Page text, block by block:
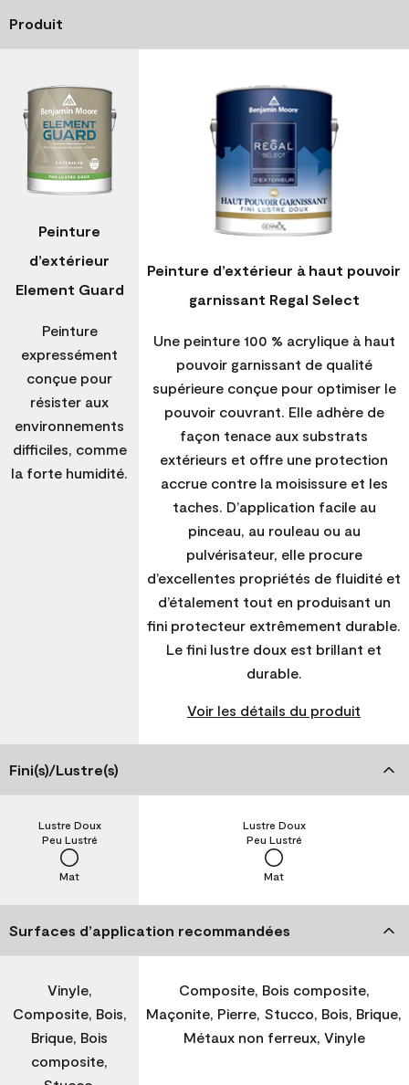
Produit
Peinture
d’extérieur
Element Guard
Peinture
expressément
conçue pour
résister aux
environnements
difficiles, comme
la forte humidité.
Peinture d’extérieur à haut pouvoir
garnissant Regal Select
Une peinture 100 % acrylique à haut
pouvoir garnissant de qualité
supérieure conçue pour optimiser le
pouvoir couvrant. Elle adhère de
façon tenace aux substrats
extérieurs et offre une protection
accrue contre la moisissure et les
taches. D’application facile au
pinceau, au rouleau ou au
pulvérisateur, elle procure
d’excellentes propriétés de fluidité et
d’étalement tout en produisant un
fini protecteur extrêmement durable.
Le fini lustre doux est brillant et
durable.
Voir les détails du produit
Fini(s)/Lustre(s)
Mat
Peu Lustré
Lustre Doux
Mat
Peu Lustré
Lustre Doux
Surfaces d’application recommandées
Vinyle,
Composite, Bois,
Brique, Bois
composite,
Composite, Bois composite,
Maçonite, Pierre, Stucco, Bois, Brique,
Métaux non ferreux, Vinyle